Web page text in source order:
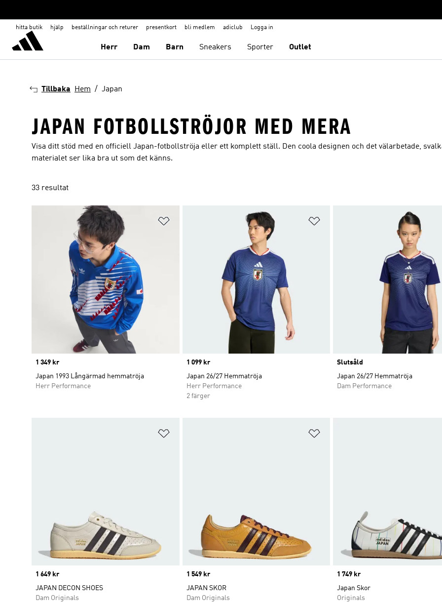
hitta butik hjälp beställningar och returer presentkort bli medlem adiclub Logga in
Herr Dam Barn Sneakers Sporter Outlet
Tillbaka Hem Japan
JAPAN FOTBOLLSTRÖJOR MED MERA
Visa ditt stöd med en officiell Japan-fotbollströja eller ett komplett ställ. Den coola designen och det välarbetade,
materialet ser lika bra ut som det känns.
33 resultat
Lägg till på önskelistan
Price
1 349 kr
Japan 1993 Långärmad hemmatröja
Herr Performance
Lägg till på önskelistan
Price
1 099 kr
Japan 26/27 Hemmatröja
Herr Performance
2 färger
Slutsåld
Japan 26/27 Hemmatröja
Dam Performance
Price
1 649 kr
JAPAN DECON SHOES
Dam Originals
Price
1 549 kr
JAPAN SKOR
Dam Originals
Price
1 749 kr
Japan Skor
Originals